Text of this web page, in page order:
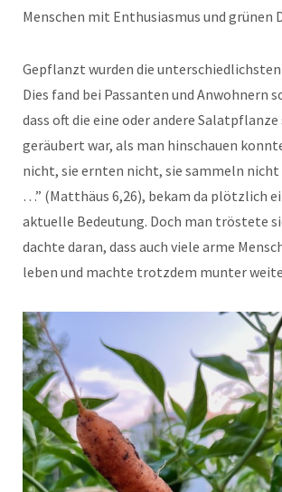
Menschen mit Enthusiasmus und grünen
Gepflanzt wurden die
Dies fand bei Passanten und Anwohnern
dass oft die eine oder andere
geräubert war, als man hinschauen
nicht, sie ernten nicht, sie sammeln nicht
…” (Matthäus 6,26), bekam da plötzlich
aktuelle Bedeutung. Doch man tröstete
dachte daran, dass auch viele arme
leben und machte trotzdem munter